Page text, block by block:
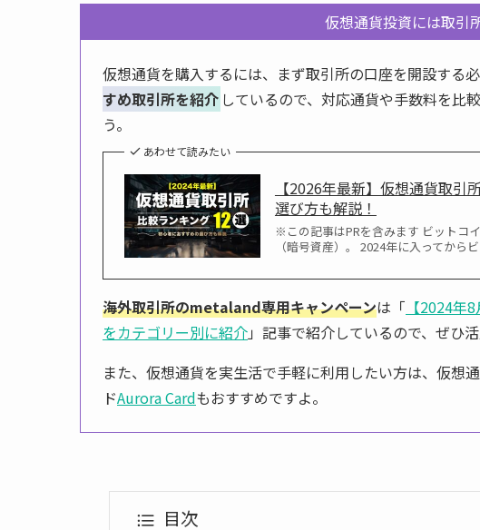
仮想通貨投資には取引
仮想通貨を購入するには、まず取引所の口座を開設する
すめ取引所を紹介 しているので、対応通貨や手数料を比
う。
あわせて読みたい
【2026年最新】仮想通貨取
選び方も解説！
※この記事はPRを含みます ビットコ
（暗号資産）。 2024年に入ってか
海外取引所のmetaland専用キャンペーンは「 【2024年
をカテゴリー別に紹介」記事で紹介しているので、ぜひ
また、仮想通貨を実生活で手軽に利用したい方は、仮想
ドAurora Cardもおすすめですよ。
目次